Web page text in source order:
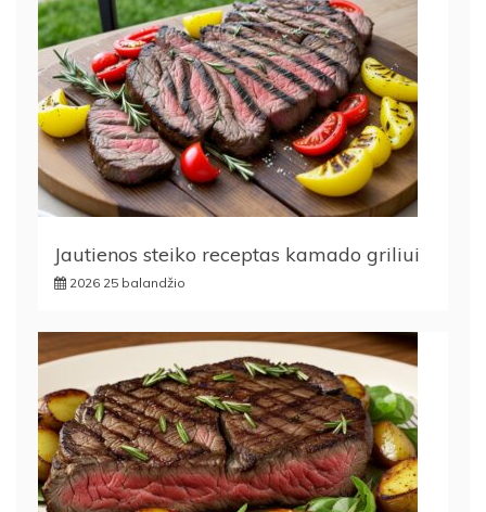
Jautienos steiko receptas kamado griliui
2026 25 balandžio